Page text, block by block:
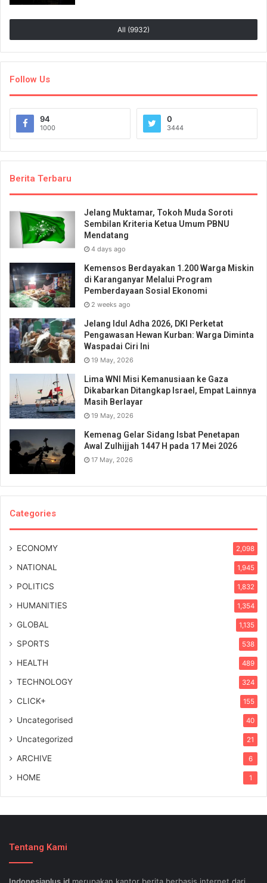
All (9932)
Follow Us
94
1000
0
3444
Berita Terbaru
Jelang Muktamar, Tokoh Muda Soroti
Sembilan Kriteria Ketua Umum PBNU
Mendatang
4 days ago
Kemensos Berdayakan 1.200 Warga Miskin
di Karanganyar Melalui Program
Pemberdayaan Sosial Ekonomi
2 weeks ago
Jelang Idul Adha 2026, DKI Perketat
Pengawasan Hewan Kurban: Warga Diminta
Waspadai Ciri Ini
19 May, 2026
Lima WNI Misi Kemanusiaan ke Gaza
Dikabarkan Ditangkap Israel, Empat Lainnya
Masih Berlayar
19 May, 2026
Kemenag Gelar Sidang Isbat Penetapan
Awal Zulhijjah 1447 H pada 17 Mei 2026
17 May, 2026
Categories
ECONOMY 2,098
NATIONAL 1,945
POLITICS 1,832
HUMANITIES 1,354
GLOBAL 1,135
SPORTS 538
HEALTH 489
TECHNOLOGY 324
CLICK+ 155
Uncategorised 40
Uncategorized 21
ARCHIVE 6
HOME 1
Tentang Kami